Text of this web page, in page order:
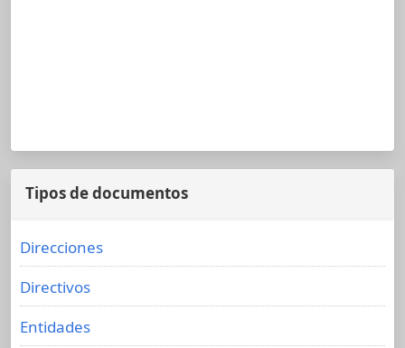
Tipos de documentos
Direcciones
Directivos
Entidades